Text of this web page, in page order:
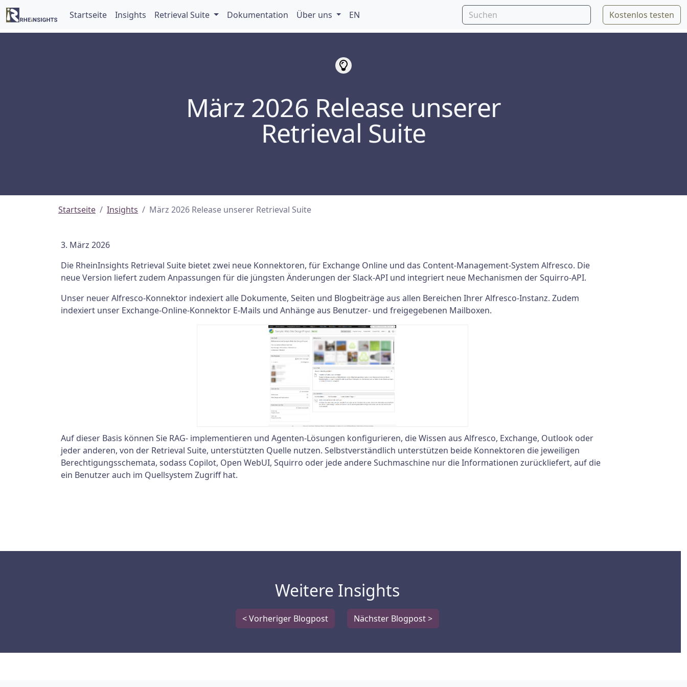
Startseite Insights Retrieval Suite Dokumentation Über uns EN Kostenlos testen
März 2026 Release unserer
Retrieval Suite
Startseite Insights März 2026 Release unserer Retrieval Suite
3. März 2026
Die RheinInsights Retrieval Suite bietet zwei neue Konnektoren, für Exchange Online und das Content-Management-System Alfresco. Die
neue Version liefert zudem Anpassungen für die jüngsten Änderungen der Slack-API und integriert neue Mechanismen der Squirro-API.
Unser neuer Alfresco-Konnektor indexiert alle Dokumente, Seiten und Blogbeiträge aus allen Bereichen Ihrer Alfresco-Instanz. Zudem
indexiert unser Exchange-Online-Konnektor E-Mails und Anhänge aus Benutzer- und freigegebenen Mailboxen.
Auf dieser Basis können Sie RAG- implementieren und Agenten-Lösungen konfigurieren, die Wissen aus Alfresco, Exchange, Outlook oder
jeder anderen, von der Retrieval Suite, unterstützten Quelle nutzen. Selbstverständlich unterstützen beide Konnektoren die jeweiligen
Berechtigungsschemata, sodass Copilot, Open WebUI, Squirro oder jede andere Suchmaschine nur die Informationen zurückliefert, auf die
ein Benutzer auch im Quellsystem Zugriff hat.
Weitere Insights
< Vorheriger Blogpost Nächster Blogpost >